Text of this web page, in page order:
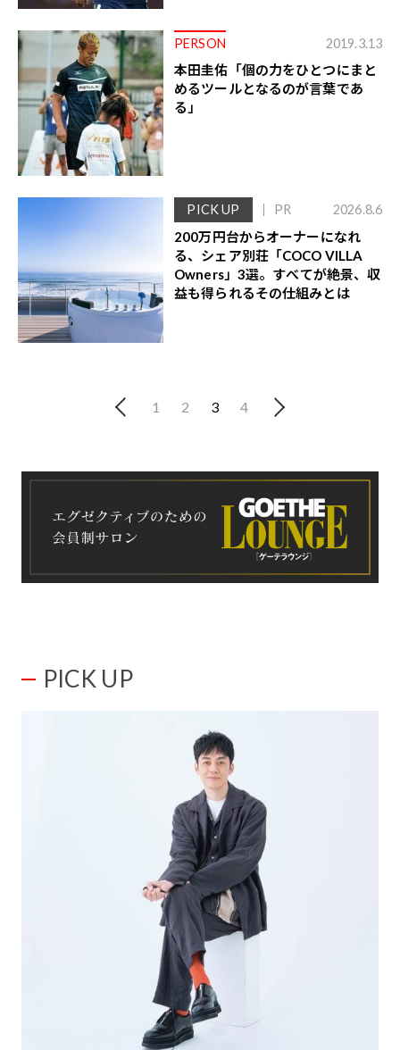
PERSON 2019.3.13
本田圭佑「個の力をひとつにまと
めるツールとなるのが言葉であ
る」
PICK UP PR 2026.8.6
200万円台からオーナーになれ
る、シェア別荘「COCO VILLA
Owners」3選。すべてが絶景、収
益も得られるその仕組みとは
1 2 3 4
PICK UP